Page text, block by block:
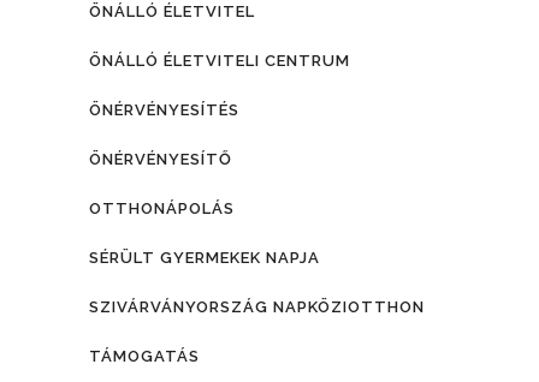
ÖNÁLLÓ ÉLETVITEL
ÖNÁLLÓ ÉLETVITELI CENTRUM
ÖNÉRVÉNYESÍTÉS
ÖNÉRVÉNYESÍTŐ
OTTHONÁPOLÁS
SÉRÜLT GYERMEKEK NAPJA
SZIVÁRVÁNYORSZÁG NAPKÖZIOTTHON
TÁMOGATÁS